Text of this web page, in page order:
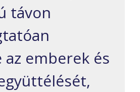
távon
az emberek és